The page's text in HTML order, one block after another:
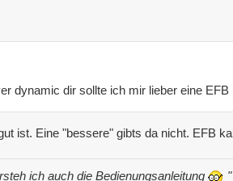
dynamic dir sollte ich mir lieber eine
ist. Eine "bessere" gibts da nicht. EFB
ich auch die Bedienungsanleitung "